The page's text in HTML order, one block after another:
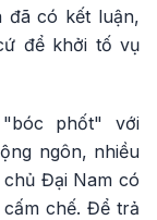
đã có kết luận,
để khởi tố vụ
phốt" với
ngôn, nhiều
Đại Nam có
chế. Để trả